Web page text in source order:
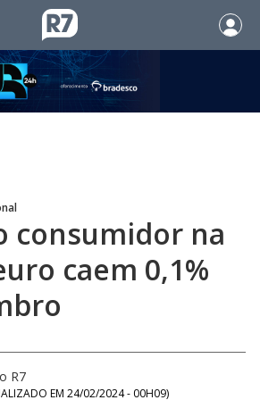
consumidor na
caem 0,1%
R7
EM 24/02/2024 - 00H09)